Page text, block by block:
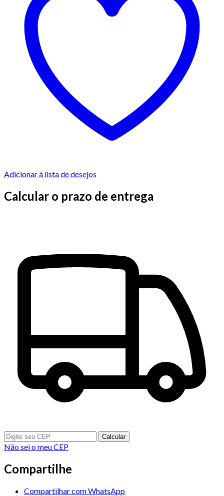
Adicionar à lista de desejos
Calcular o prazo de entrega
Calcular
Não sei o meu CEP
Compartilhe
Compartilhar com WhatsApp